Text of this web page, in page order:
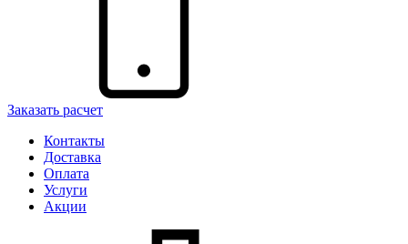
Заказать расчет
Контакты
Доставка
Оплата
Услуги
Акции